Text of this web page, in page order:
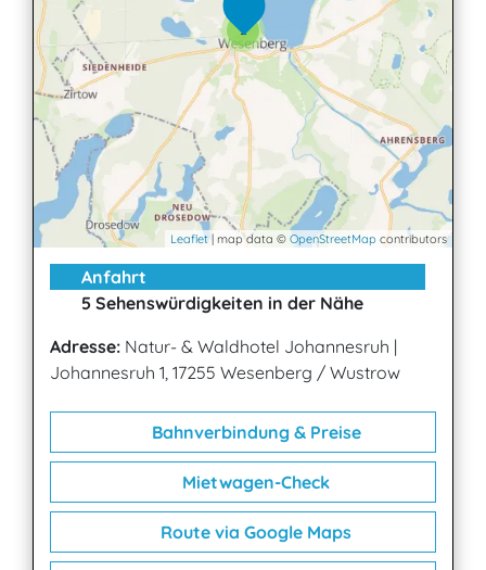
2
Leaflet | map data © OpenStreetMap contributors
Anfahrt
5 Sehenswürdigkeiten in der Nähe
Adresse: Natur- & Waldhotel Johannesruh |
Johannesruh 1, 17255 Wesenberg / Wustrow
Bahnverbindung & Preise
Mietwagen-Check
Route via Google Maps